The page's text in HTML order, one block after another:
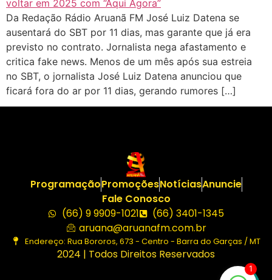
Da Redação Rádio Aruanã FM José Luiz Datena se
ausentará do SBT por 11 dias, mas garante que já era
previsto no contrato. Jornalista nega afastamento e
critica fake news. Menos de um mês após sua estreia
no SBT, o jornalista José Luiz Datena anunciou que
ficará fora do ar por 11 dias, gerando rumores […]
ProgramaçãoPromoçõesNotíciasAnuncie
Fale Conosco
(66) 9 9909-1021
(66) 3401-1345
aruana@aruanafm.com.br
Endereço: Rua Bororos, 673 - Centro - Barra do Garças / MT
2024 | Todos Direitos Reservados
1